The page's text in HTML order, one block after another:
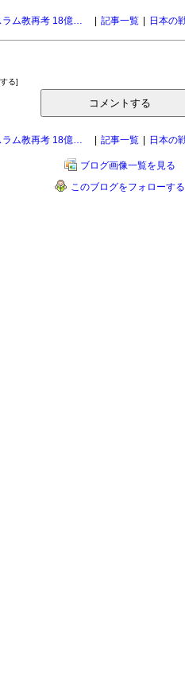
イスラム教再考 18億人が信仰する世界宗教の実相/飯山陽 24145 記事一覧
る]
コメントする
イスラム教再考 18億人が信仰する世界宗教の実相/飯山陽 24145 記事一覧
ブログ画像一覧を見る
このブログをフォローする